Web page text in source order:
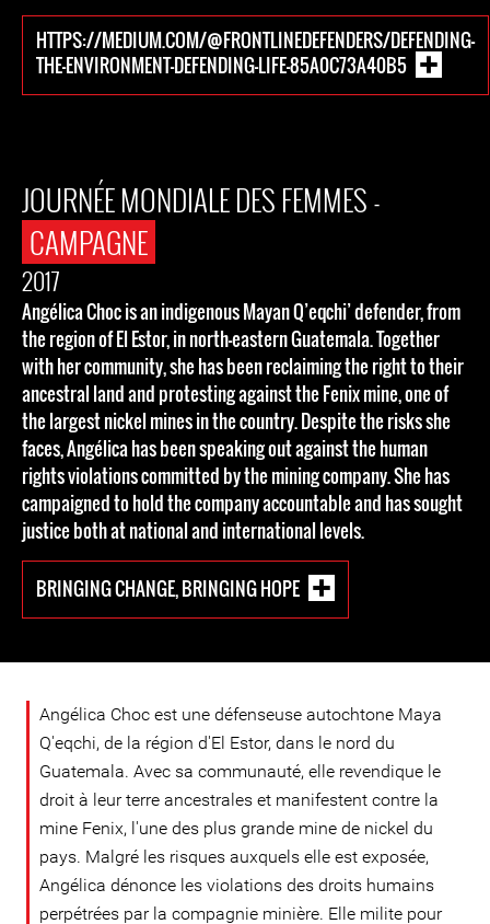
HTTPS://MEDIUM.COM/@FRONTLINEDEFENDERS/DEFENDING-
THE-ENVIRONMENT-DEFENDING-LIFE-85A0C73A40B5
JOURNÉE MONDIALE DES FEMMES -
CAMPAGNE
2017
Angélica Choc is an indigenous Mayan Q’eqchi’ defender, from
the region of El Estor, in north-eastern Guatemala. Together
with her community, she has been reclaiming the right to their
ancestral land and protesting against the Fenix mine, one of
the largest nickel mines in the country. Despite the risks she
faces, Angélica has been speaking out against the human
rights violations committed by the mining company. She has
campaigned to hold the company accountable and has sought
justice both at national and international levels.
BRINGING CHANGE, BRINGING HOPE
Angélica Choc est une défenseuse autochtone Maya
Q'eqchi, de la région d'El Estor, dans le nord du
Guatemala. Avec sa communauté, elle revendique le
droit à leur terre ancestrales et manifestent contre la
mine Fenix, l'une des plus grande mine de nickel du
pays. Malgré les risques auxquels elle est exposée,
Angélica dénonce les violations des droits humains
perpétrées par la compagnie minière. Elle milite pour